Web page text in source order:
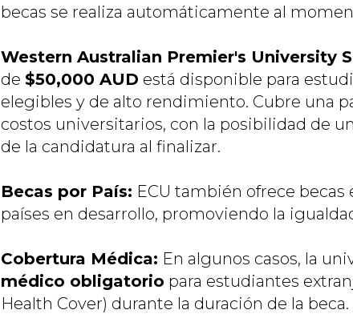
becas se realiza automáticamente al
Western Australian Premier's University
de $50,000 AUD está disponible para
elegibles y de alto rendimiento. Cubre una
costos universitarios, con la posibilidad de
de la candidatura al finalizar.
Becas por País: ECU también ofrece
países en desarrollo, promoviendo la
Cobertura Médica: En algunos casos, la
médico obligatorio para estudiantes
Health Cover) durante la duración de la beca.